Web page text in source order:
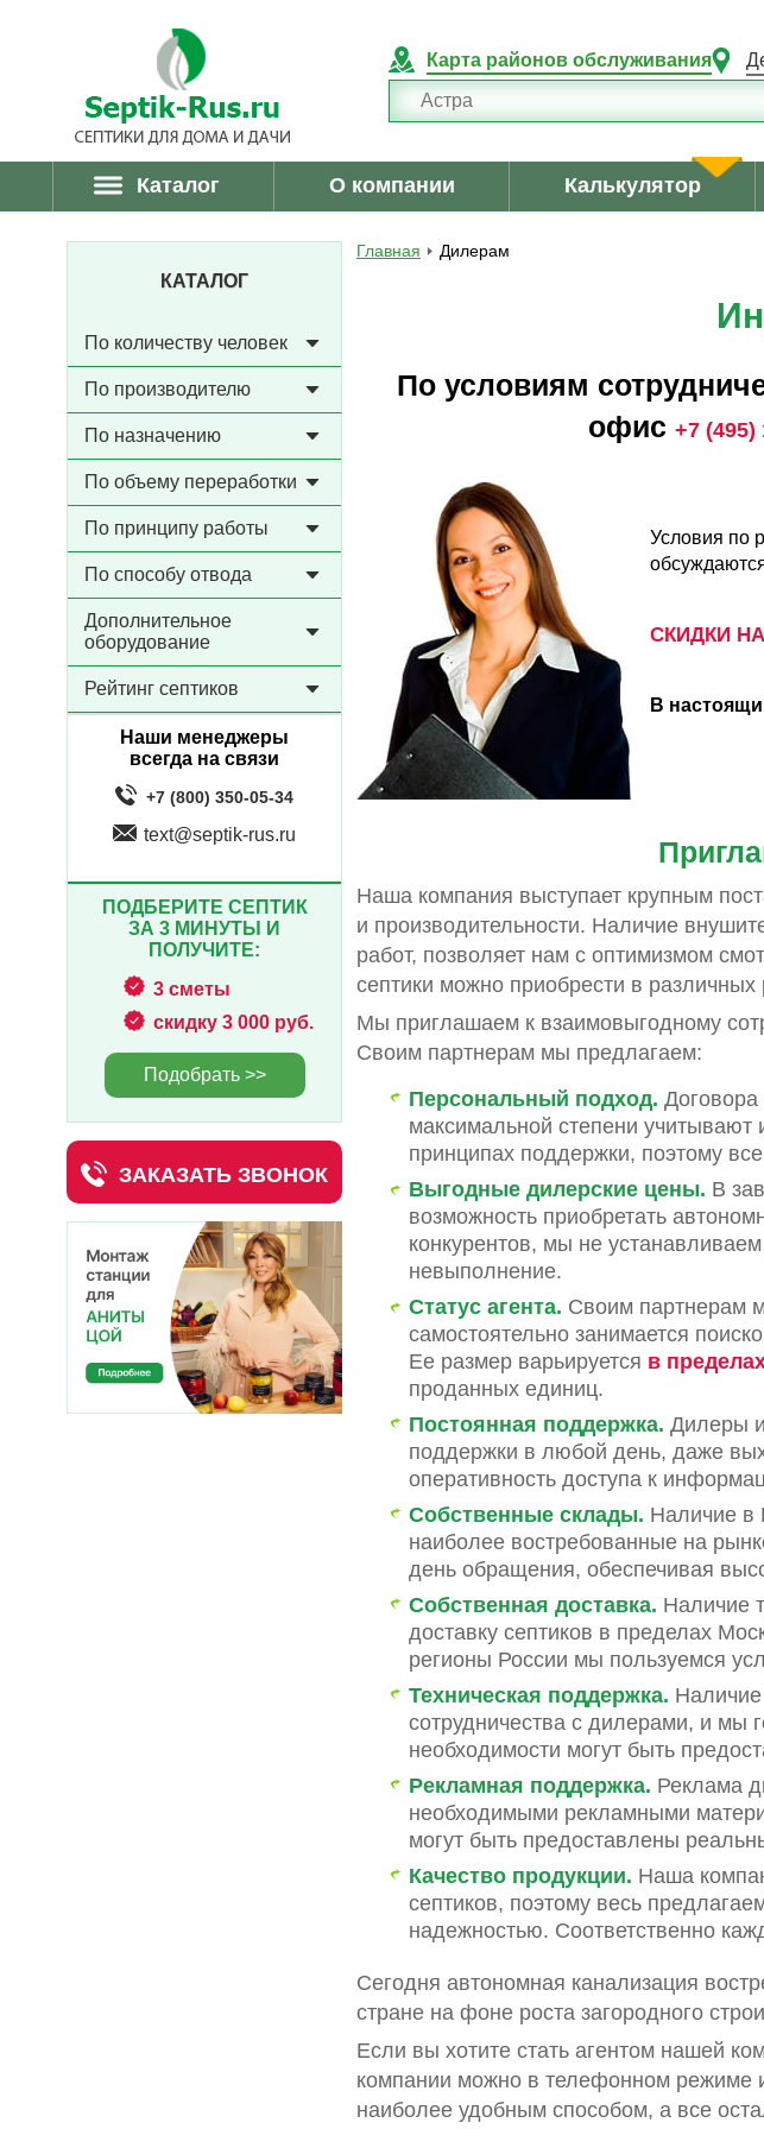
Карта районов обслуживания
Каталог О компании Калькулятор
КАТАЛОГ
По количеству человек
По производителю
По назначению
По объему переработки
По принципу работы
По способу отвода
Дополнительное
оборудование
Рейтинг септиков
Наши менеджеры
всегда на связи
+7 (800) 350-05-34
text@septik-rus.ru
ПОДБЕРИТЕ СЕПТИК
ЗА 3 МИНУТЫ И
ПОЛУЧИТЕ:
3 сметы
скидку 3 000 руб.
Подобрать >>
ЗАКАЗАТЬ ЗВОНОК
Главная Дилерам
По условиям
офис +7 (495)
Условия по
СКИДКИ
В
Наша компания выступает крупным
и производительности. Наличие
работ, позволяет нам с оптимизмом
септики можно приобрести в различных
Мы приглашаем к взаимовыгодному
Своим партнерам мы предлагаем:
Персональный подход.
максимальной степени
принципах поддержки, поэтому
Выгодные дилерские цены. В
возможность приобретать
конкурентов, мы не
невыполнение.
Статус агента. Своим партнерам
самостоятельно занимается
Ее размер варьируется в
проданных единиц.
Постоянная поддержка. Дилеры
поддержки в любой день, даже
оперативность доступа к
Собственные склады. Наличие в
наиболее востребованные на
день обращения, обеспечивая
Собственная доставка. Наличие
доставку септиков в пределах
регионы России мы пользуемся
Техническая поддержка.
сотрудничества с дилерами, и мы
необходимости могут быть
Рекламная поддержка. Реклама
необходимыми рекламными
могут быть предоставлены
Качество продукции. Наша
септиков, поэтому весь
надежностью. Соответственно
Сегодня автономная канализация
стране на фоне роста загородного
Если вы хотите стать агентом нашей
компании можно в телефонном режиме
наиболее удобным способом, а все